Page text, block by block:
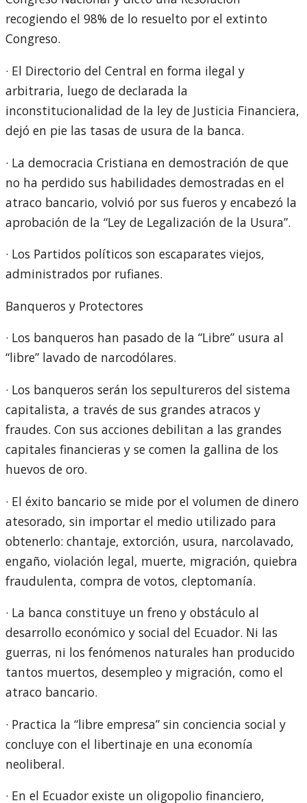
recogiendo el 98% de lo resuelto por el extinto
Congreso.
· El Directorio del Central en forma ilegal y
arbitraria, luego de declarada la
inconstitucionalidad de la ley de Justicia Financiera,
dejó en pie las tasas de usura de la banca.
· La democracia Cristiana en demostración de que
no ha perdido sus habilidades demostradas en el
atraco bancario, volvió por sus fueros y encabezó la
aprobación de la “Ley de Legalización de la Usura”.
· Los Partidos políticos son escaparates viejos,
administrados por rufianes.
Banqueros y Protectores
· Los banqueros han pasado de la “Libre” usura al
“libre” lavado de narcodólares.
· Los banqueros serán los sepultureros del sistema
capitalista, a través de sus grandes atracos y
fraudes. Con sus acciones debilitan a las grandes
capitales financieras y se comen la gallina de los
huevos de oro.
· El éxito bancario se mide por el volumen de dinero
atesorado, sin importar el medio utilizado para
obtenerlo: chantaje, extorción, usura, narcolavado,
engaño, violación legal, muerte, migración, quiebra
fraudulenta, compra de votos, cleptomanía.
· La banca constituye un freno y obstáculo al
desarrollo económico y social del Ecuador. Ni las
guerras, ni los fenómenos naturales han producido
tantos muertos, desempleo y migración, como el
atraco bancario.
· Practica la “libre empresa” sin conciencia social y
concluye con el libertinaje en una economía
neoliberal.
· En el Ecuador existe un oligopolio financiero,